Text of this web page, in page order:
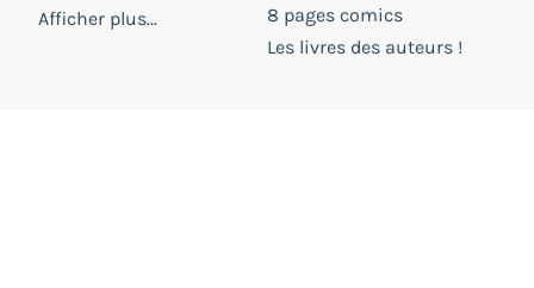
Afficher plus...
8 pages comics
Les livres des auteurs !